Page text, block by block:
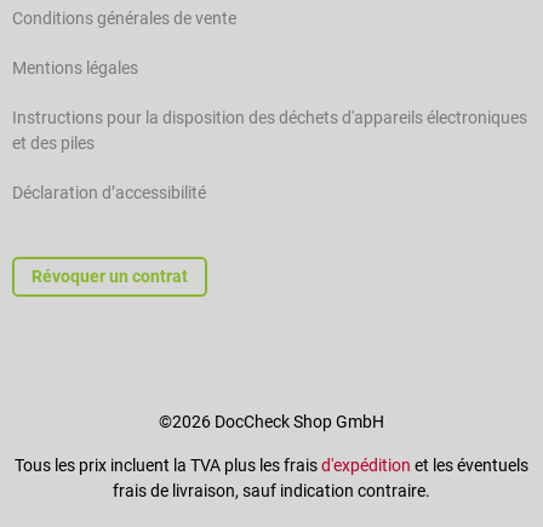
Conditions générales de vente
Mentions légales
Instructions pour la disposition des déchets d'appareils électroniques
et des piles
Déclaration d’accessibilité
Révoquer un contrat
©2026 DocCheck Shop GmbH
Tous les prix incluent la TVA plus les fraisd'expédition et les éventuels
frais de livraison, sauf indication contraire.